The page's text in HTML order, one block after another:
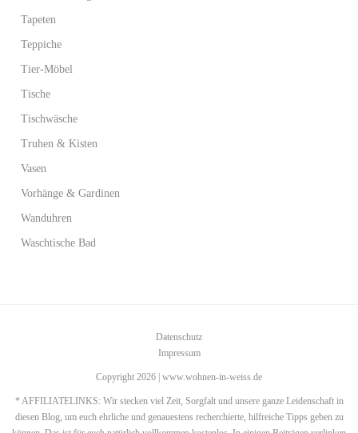
Tapeten
Teppiche
Tier-Möbel
Tische
Tischwäsche
Truhen & Kisten
Vasen
Vorhänge & Gardinen
Wanduhren
Waschtische Bad
Datenschutz
Impressum
Copyright 2026 | www.wohnen-in-weiss.de
* AFFILIATELINKS: Wir stecken viel Zeit, Sorgfalt und unsere ganze Leidenschaft in
diesen Blog, um euch ehrliche und genauestens recherchierte, hilfreiche Tipps geben zu